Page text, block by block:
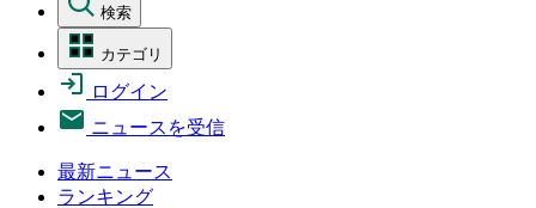
検索
カテゴリ
ログイン
ニュースを受信
最新ニュース
ランキング